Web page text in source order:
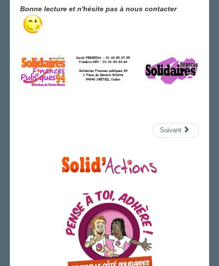
Bonne lecture et n'hésite pas à nous contacter
Suivant